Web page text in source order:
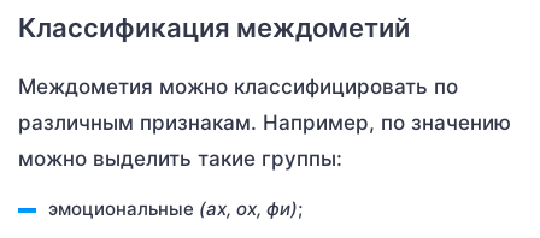
Классификация междометий
Междометия можно классифицировать по
различным признакам. Например, по значению
можно выделить такие группы:
эмоциональные (ах, ох, фи);